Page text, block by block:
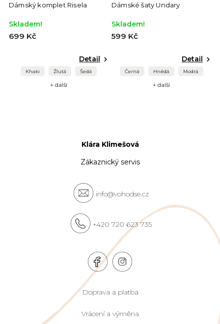
Dámský komplet Risela
Skladem!
699 Kč
Detail
Khaki Žlutá Šedá
+ další
Dámské šaty Undary
Skladem!
599 Kč
Detail
Černá Hnědá Modrá
+ další
Klára Klimešová
Zákaznický servis
info@vohodse.cz
+420 720 623 735
Doprava a platba
Vrácení a výměna